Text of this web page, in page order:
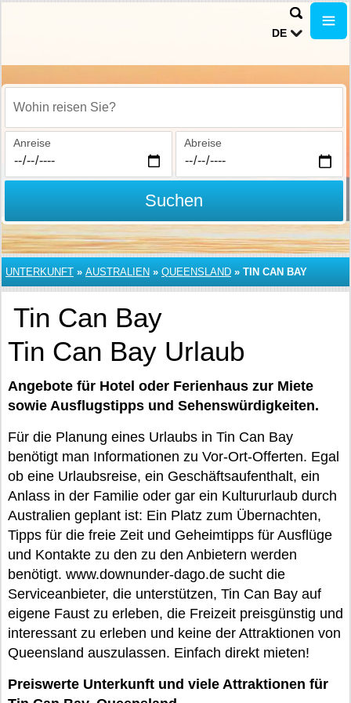
DE
Wohin reisen Sie?
Anreise Abreise
Suchen
UNTERKUNFT » AUSTRALIEN » QUEENSLAND » TIN CAN BAY
Tin Can Bay
Tin Can Bay Urlaub
Angebote für Hotel oder Ferienhaus zur Miete
sowie Ausflugstipps und Sehenswürdigkeiten.
Für die Planung eines Urlaubs in Tin Can Bay
benötigt man Informationen zu Vor-Ort-Offerten. Egal
ob eine Urlaubsreise, ein Geschäftsaufenthalt, ein
Anlass in der Familie oder gar ein Kultururlaub durch
Australien geplant ist: Ein Platz zum Übernachten,
Tipps für die freie Zeit und Geheimtipps für Ausflüge
und Kontakte zu den zu den Anbietern werden
benötigt. www.downunder-dago.de sucht die
Serviceanbieter, die unterstützen, Tin Can Bay auf
eigene Faust zu erleben, die Freizeit preisgünstig und
interessant zu erleben und keine der Attraktionen von
Queensland auszulassen. Einfach direkt mieten!
Preiswerte Unterkunft und viele Attraktionen für